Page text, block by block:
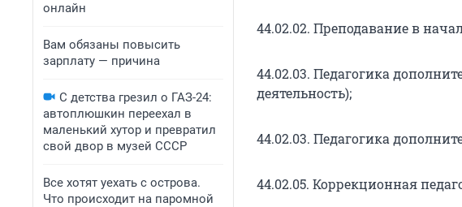
онлайн
Вам обязаны повысить
зарплату — причина
С детства грезил о ГАЗ-24:
автоплюшкин переехал в
маленький хутор и превратил
свой двор в музей СССР
Все хотят уехать с острова.
Что происходит на паромной
44.02.02. Преподавание в
44.02.03. Педагогика
деятельность);
44.02.03. Педагогика
44.02.05. Коррекционная